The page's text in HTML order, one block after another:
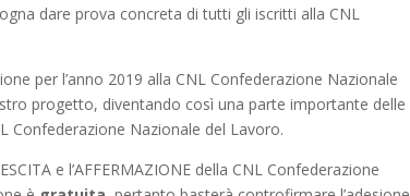
dare prova concreta di tutti gli iscritti alla CNL
per l’anno 2019 alla CNL Confederazione Nazionale
progetto, diventando così una parte importante delle
Confederazione Nazionale del Lavoro.
e l’AFFERMAZIONE della CNL Confederazione